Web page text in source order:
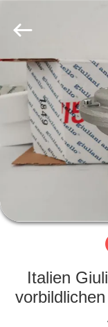
ZU
HAUSE
UNS
Ltd..
Reserved.
Italien